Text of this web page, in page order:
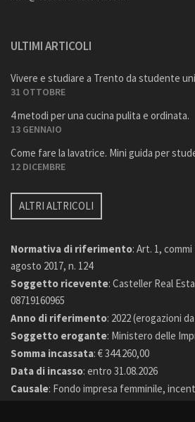
ULTIMI ARTICOLI
Vivere e studiare a Trento da studente
31 OTTOBRE
4 metodi per una cucina pulita e ordinata.
13 GENNAIO
Come fare la lavatrice. Mini guida per
12 DICEMBRE
ALTRI ALTRICOLI
Normativa di riferimento: Art. 1,
agosto 2017, n. 124
Soggetto ricevente: Casteller Real
08719160965
Anno di riferimento: 2022 (erogazioni
Soggetto erogante: Ministero delle
Somma incassata: € 344.260,00
Data di incasso: entro 31.08.2026
Causale: Fondo impresa femminile,
sostiene la nascita e il consolidamento